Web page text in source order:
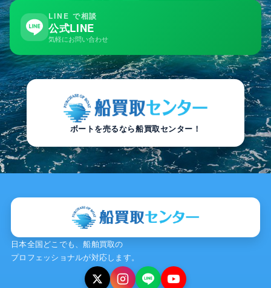
LINE で相談
公式LINE
気軽にお問い合わせ
ボートを売るなら船買取センター！
日本全国どこでも、船舶買取の
プロフェッショナルが対応します。